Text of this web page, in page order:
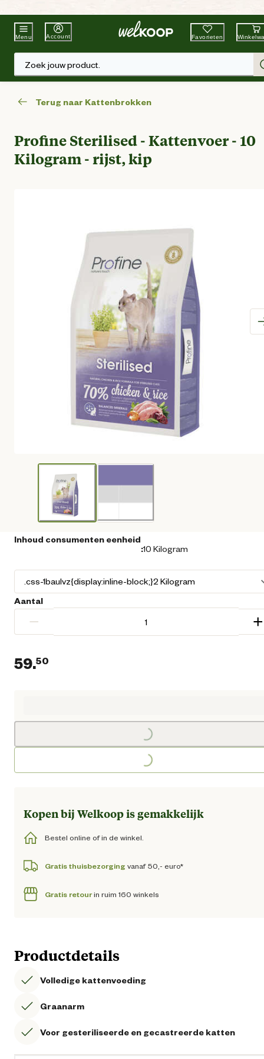
Beste WinkelketenTuin & Dier
Menu Account Favorieten
Zoek jouw product.
Terug naar Kattenbrokken
Profine Sterilised - Kattenvoer - 10
Kilogram - rijst, kip
Inhoud consumenten eenheid
:10 Kilogram
Aantal
− +
59.50
Loading...
Loading...
Kopen bij Welkoop is gemakkelijk
Bestel online of in de winkel.
Gratis thuisbezorging vanaf 50,- euro*
Gratis retourin ruim 160 winkels
Productdetails
Volledige kattenvoeding
Graanarm
Voor gesteriliseerde en gecastreerde katten